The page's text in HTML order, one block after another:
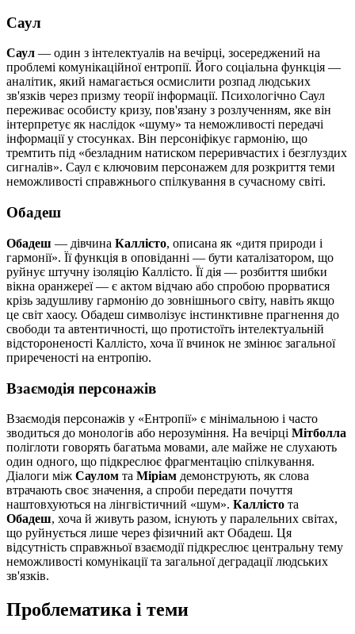
Саул
Саул — один з інтелектуалів на вечірці, зосереджений на
проблемі комунікаційної ентропії. Його соціальна функція —
аналітик, який намагається осмислити розпад людських
зв'язків через призму теорії інформації. Психологічно Саул
переживає особисту кризу, пов'язану з розлученням, яке він
інтерпретує як наслідок «шуму» та неможливості передачі
інформації у стосунках. Він персоніфікує гармонію, що
тремтить під «безладним натиском переривчастих і безглуздих
сигналів». Саул є ключовим персонажем для розкриття теми
неможливості справжнього спілкування в сучасному світі.
Обадеш
Обадеш — дівчина Каллісто, описана як «дитя природи і
гармонії». Її функція в оповіданні — бути каталізатором, що
руйнує штучну ізоляцію Каллісто. Її дія — розбиття шибки
вікна оранжереї — є актом відчаю або спробою прорватися
крізь задушливу гармонію до зовнішнього світу, навіть якщо
це світ хаосу. Обадеш символізує інстинктивне прагнення до
свободи та автентичності, що протистоїть інтелектуальній
відстороненості Каллісто, хоча її вчинок не змінює загальної
приреченості на ентропію.
Взаємодія персонажів
Взаємодія персонажів у «Ентропії» є мінімальною і часто
зводиться до монологів або нерозуміння. На вечірці Мітболла
поліглоти говорять багатьма мовами, але майже не слухають
один одного, що підкреслює фрагментацію спілкування.
Діалоги між Саулом та Міріам демонструють, як слова
втрачають своє значення, а спроби передати почуття
наштовхуються на лінгвістичний «шум». Каллісто та
Обадеш, хоча й живуть разом, існують у паралельних світах,
що руйнується лише через фізичний акт Обадеш. Ця
відсутність справжньої взаємодії підкреслює центральну тему
неможливості комунікації та загальної деградації людських
зв'язків.
Проблематика і теми